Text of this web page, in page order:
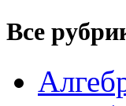
Все